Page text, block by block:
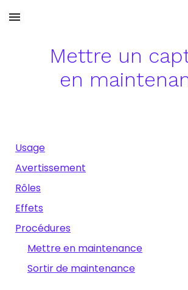
Skip to main content
Mettre un
en
Usage
Avertissement
Rôles
Effets
Procédures
Mettre en maintenance
Sortir de maintenance